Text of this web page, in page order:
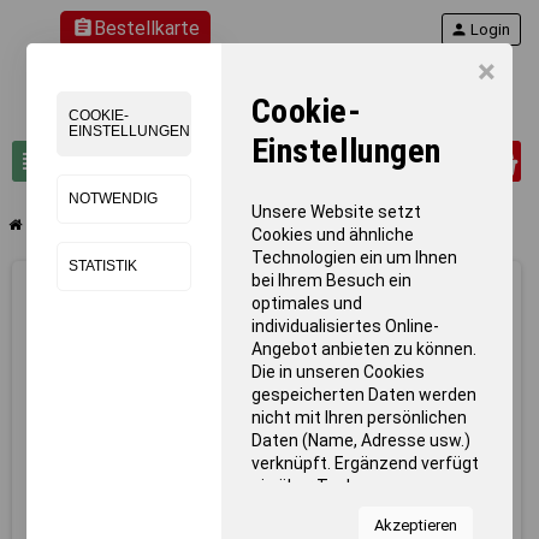
×
COOKIE-
EINSTELLUNGEN
NOTWENDIG
STATISTIK
Cookie-
Einstellungen
Unsere Website setzt
Cookies und ähnliche
Technologien ein um Ihnen
bei Ihrem Besuch ein
optimales und
individualisiertes Online-
Angebot anbieten zu können.
Die in unseren Cookies
gespeicherten Daten werden
nicht mit Ihren persönlichen
Daten (Name, Adresse usw.)
verknüpft. Ergänzend verfügt
sie über Tools von
Statistiken zur Nutzung
Akzeptieren
assignmentBestellkarte
view_headline search
person Login
Junior-Sprossenwandelement II